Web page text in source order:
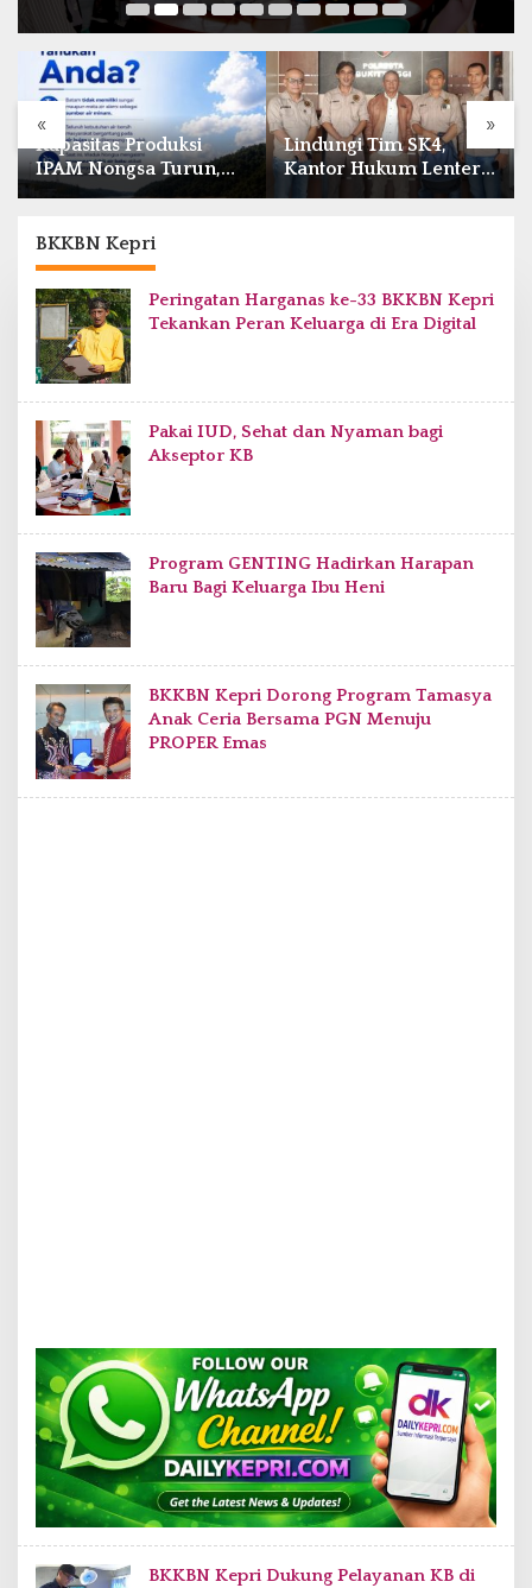
« »
Kapasitas Produksi
IPAM Nongsa Turun,
Air Batam Hilir Imbau
Lindungi Tim SK4,
Kantor Hukum Lentera
Keadilan Laporkan
BKKBN Kepri
Peringatan Harganas ke-33 BKKBN Kepri
Tekankan Peran Keluarga di Era Digital
Pakai IUD, Sehat dan Nyaman bagi
Akseptor KB
Program GENTING Hadirkan Harapan
Baru Bagi Keluarga Ibu Heni
BKKBN Kepri Dorong Program Tamasya
Anak Ceria Bersama PGN Menuju
PROPER Emas
BKKBN Kepri Dukung Pelayanan KB di